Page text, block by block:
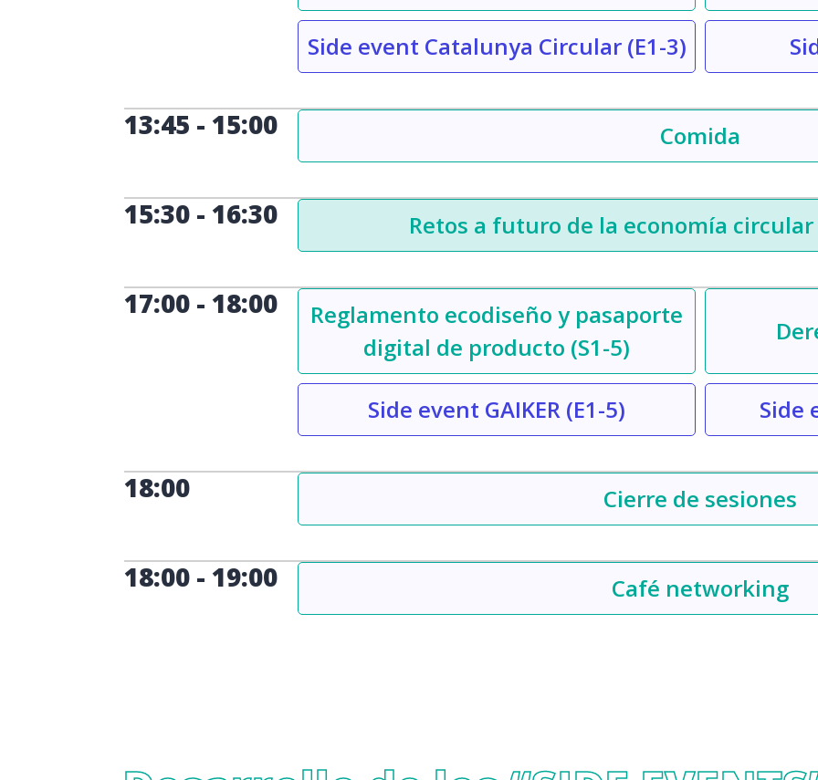
Side event Catalunya Circular (E1-3)
13:45 - 15:00 Comida
15:30 - 16:30 Retos a futuro de la economía
17:00 - 18:00
Reglamento ecodiseño y pasaporte
digital de producto (S1-5)
Side event GAIKER (E1-5) Side
18:00 Cierre de sesiones
18:00 - 19:00 Café networking